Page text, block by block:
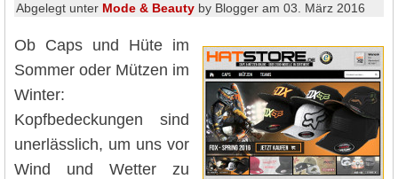
Abgelegt unter Mode & Beauty by Blogger am 03. März 2016
Ob Caps und Hüte im
Sommer oder Mützen im
Winter:
Kopfbedeckungen sind
unerlässlich, um uns vor
Wind und Wetter zu